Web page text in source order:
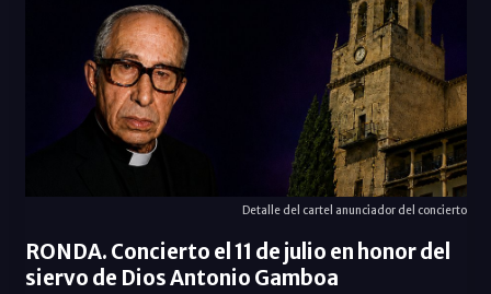
Detalle del cartel anunciador del concierto
RONDA. Concierto el 11 de julio en honor del
siervo de Dios Antonio Gamboa